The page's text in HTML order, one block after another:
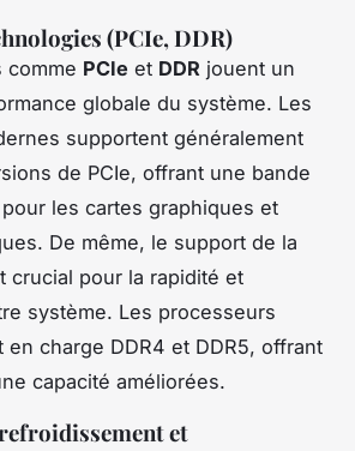
(PCIe, DDR)
comme PCIe et DDR jouent un
globale du système. Les
supportent généralement
de PCIe, offrant une bande
les cartes graphiques et
De même, le support de la
crucial pour la rapidité et
système. Les processeurs
charge DDR4 et DDR5, offrant
capacité améliorées.
et